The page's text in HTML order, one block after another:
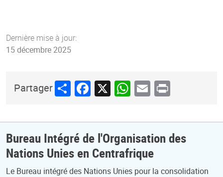
Dernière mise à jour:
15 décembre 2025
PartagerShareFacebook
X WhatsApp
Email
Print
Bureau Intégré de l'Organisation des
Nations Unies en Centrafrique
Le Bureau intégré des Nations Unies pour la consolidation